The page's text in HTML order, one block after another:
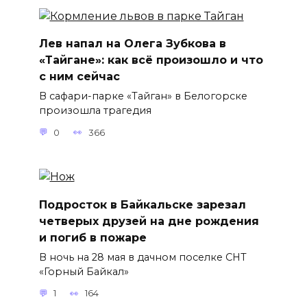
Лев напал на Олега Зубкова в
«Тайгане»: как всё произошло и что
с ним сейчас
В сафари-парке «Тайган» в Белогорске
произошла трагедия
0 366
Подросток в Байкальске зарезал
четверых друзей на дне рождения
и погиб в пожаре
В ночь на 28 мая в дачном поселке СНТ
«Горный Байкал»
1 164